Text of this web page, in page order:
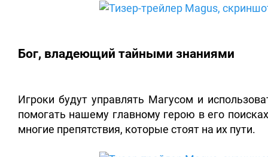
Бог, владеющий тайными знаниями
Игроки будут управлять Магусом и
помогать нашему главному герою в его
многие препятствия, которые стоят на их пути.